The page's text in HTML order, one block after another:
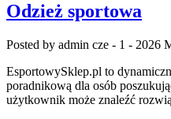
Odzież sportowa
Posted by admin cze - 1 - 2026
EsportowySklep.pl to
poradnikową dla osób
użytkownik może znaleźć